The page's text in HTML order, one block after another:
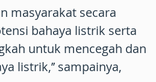
masyarakat secara
bahaya listrik serta
untuk mencegah dan
listrik,’’ sampainya,